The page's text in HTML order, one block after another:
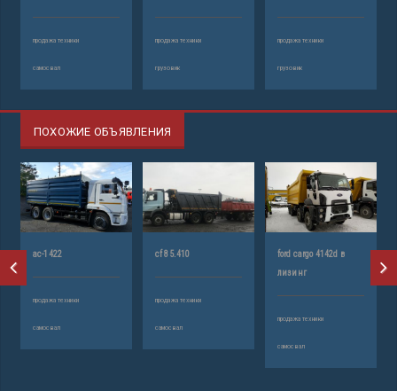
продажа техники
самосвал
продажа техники
грузовик
продажа техники
грузовик
ПОХОЖИЕ ОБЪЯВЛЕНИЯ
ас-1422
продажа техники
самосвал
cf 85.410
продажа техники
самосвал
ford cargo 4142d в
лизинг
продажа техники
самосвал